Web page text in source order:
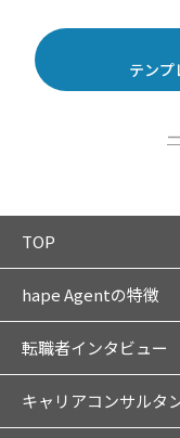
テンプ
TOP
hape Agentの特徴
転職者インタビュー
キャリアコンサルタ